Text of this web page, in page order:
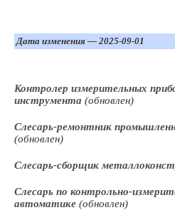
Дата изменения — 2025-09-01
Контролер измерительных
инструмента (обновлен)
Слесарь-ремонтник
(обновлен)
Слесарь-сборщик
Слесарь по контрольно-
автоматике (обновлен)